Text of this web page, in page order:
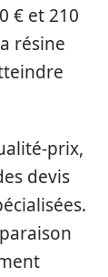
€ et 210
résine
prix,
devis